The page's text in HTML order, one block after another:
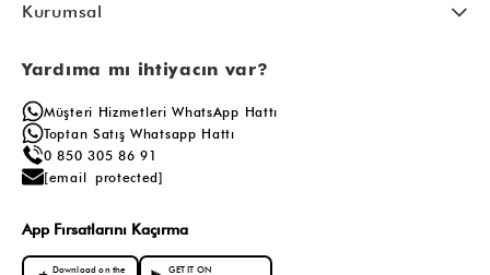
Kurumsal
Yardıma mı ihtiyacın var?
Müşteri Hizmetleri WhatsApp Hattı
Toptan Satış Whatsapp Hattı
0 850 305 86 91
[email protected]
App Fırsatlarını Kaçırma
Download on the GET IT ON